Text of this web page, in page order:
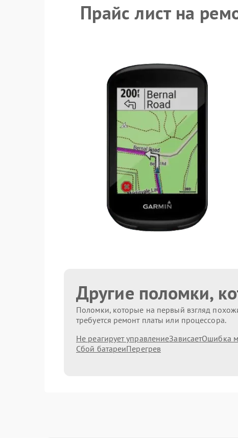
Прайс лист на
Другие поломки,
Поломки, которые на первый взгляд
требуется ремонт платы или процессора.
Не реагирует управлениеЗависаетОшибка
Сбой батареиПерегрев